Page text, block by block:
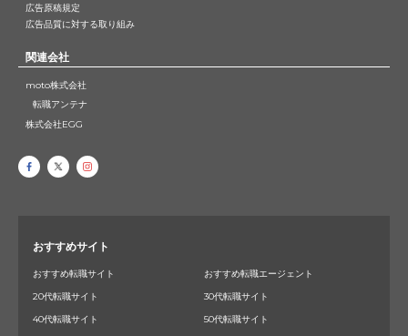
広告原稿規定
広告品質に対する取り組み
関連会社
moto株式会社
転職アンテナ
株式会社EGG
おすすめサイト
おすすめ転職サイト
おすすめ転職エージェント
20代転職サイト
30代転職サイト
40代転職サイト
50代転職サイト